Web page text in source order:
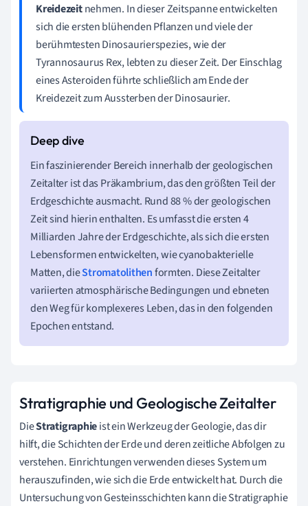
Kreidezeitnehmen. In dieser Zeitspanne entwickelten
sich die ersten blühenden Pflanzen und viele der
berühmtesten Dinosaurierspezies, wie der
Tyrannosaurus Rex, lebten zu dieser Zeit. Der Einschlag
eines Asteroiden führte schließlich am Ende der
Kreidezeit zum Aussterben der Dinosaurier.
Ein faszinierender Bereich innerhalb der geologischen
Zeitalter ist das Präkambrium, das den größten Teil der
Erdgeschichte ausmacht. Rund 88 % der geologischen
Zeit sind hierin enthalten. Es umfasst die ersten 4
Milliarden Jahre der Erdgeschichte, als sich die ersten
Lebensformen entwickelten, wie cyanobakterielle
Matten, dieStromatolithenformten. Diese Zeitalter
variierten atmosphärische Bedingungen und ebneten
den Weg für komplexeres Leben, das in den folgenden
Epochen entstand.
Stratigraphie und Geologische Zeitalter
DieStratigraphieist ein Werkzeug der Geologie, das dir
hilft, die Schichten der Erde und deren zeitliche Abfolgen zu
verstehen. Einrichtungen verwenden dieses System um
herauszufinden, wie sich die Erde entwickelt hat. Durch die
Untersuchung von Gesteinsschichten kann die Stratigraphie